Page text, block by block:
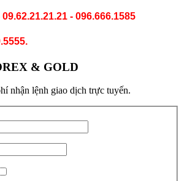
- 096.666.1585
& GOLD
nhận lệnh giao dịch trực tuyến.